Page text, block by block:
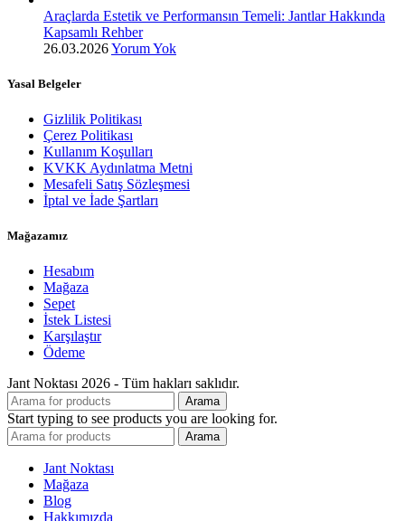
Araçlarda Estetik ve Performansın Temeli: Jantlar Hakkında
Kapsamlı Rehber
26.03.2026Yorum Yok
Yasal Belgeler
Gizlilik Politikası
Çerez Politikası
Kullanım Koşulları
KVKK Aydınlatma Metni
Mesafeli Satış Sözleşmesi
İptal ve İade Şartları
Mağazamız
Hesabım
Mağaza
Sepet
İstek Listesi
Karşılaştır
Ödeme
Jant Noktası 2026 - Tüm hakları saklıdır.
Arama
Start typing to see products you are looking for.
Arama
Jant Noktası
Mağaza
Blog
Hakkımızda